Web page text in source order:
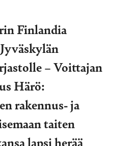
Finlandia
– Voittajan
Härö:
rakennus- ja
taiten
lapsi herää